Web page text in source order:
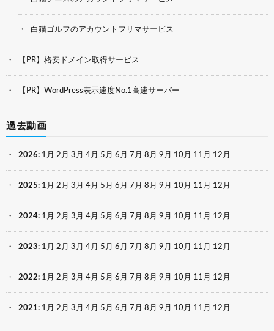
白猫ゴルフのアカウントフリマサービス
【PR】格安ドメイン取得サービス
【PR】WordPress表示速度No.1高速サーバー
過去動画
2026: 1月 2月 3月 4月 5月 6月 7月 8月 9月 10月 11月 12月
2025: 1月 2月 3月 4月 5月 6月 7月 8月 9月 10月 11月 12月
2024: 1月 2月 3月 4月 5月 6月 7月 8月 9月 10月 11月 12月
2023: 1月 2月 3月 4月 5月 6月 7月 8月 9月 10月 11月 12月
2022: 1月 2月 3月 4月 5月 6月 7月 8月 9月 10月 11月 12月
2021: 1月 2月 3月 4月 5月 6月 7月 8月 9月 10月 11月 12月